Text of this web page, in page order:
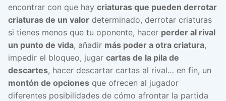
encontrar con que hay criaturas que pueden derrotar
criaturas de un valor determinado, derrotar criaturas
si tienes menos que tu oponente, hacer perder al rival
un punto de vida, añadir más poder a otra criatura,
impedir el bloqueo, jugar cartas de la pila de
descartes, hacer descartar cartas al rival… en fin, un
montón de opciones que ofrecen al jugador
diferentes posibilidades de cómo afrontar la partida